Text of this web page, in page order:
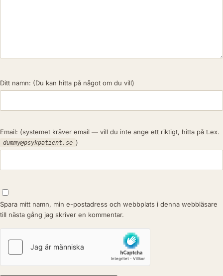
Ditt namn: (Du kan hitta på något om du vill)
Email: (systemet kräver email — vill du inte ange ett riktigt, hitta på t.ex.
dummy@psykpatient.se )
Spara mitt namn, min e-postadress och webbplats i denna webbläsare
till nästa gång jag skriver en kommentar.